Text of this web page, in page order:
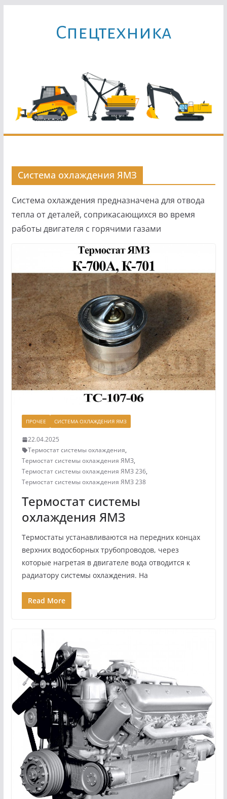
содержимомуCпецтехника
Система охлаждения ЯМЗ
Система охлаждения предназначена для отвода
тепла от деталей, соприкасающихся во время
работы двигателя с горячими газами
ПРОЧЕЕ СИСТЕМА ОХЛАЖДЕНИЯ ЯМЗ
22.04.2025
Термостат системы охлаждения,
Термостат системы охлаждения ЯМЗ,
Термостат системы охлаждения ЯМЗ 236,
Термостат системы охлаждения ЯМЗ 238
Термостат системы
охлаждения ЯМЗ
Термостаты устанавливаются на передних концах
верхних водосборных трубопроводов, через
которые нагретая в двигателе вода отводится к
радиатору системы охлаждения. На
Read More